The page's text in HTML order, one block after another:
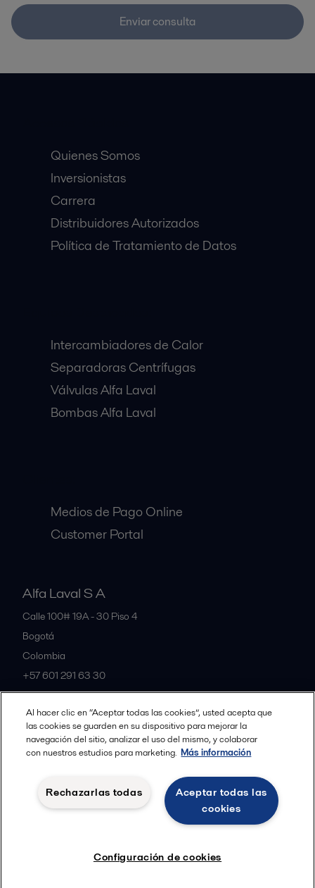
Enviar consulta
Quienes Somos
Inversionistas
Carrera
Distribuidores Autorizados
Política de Tratamiento de Datos
Intercambiadores de Calor
Separadoras Centrífugas
Válvulas Alfa Laval
Bombas Alfa Laval
Medios de Pago Online
Customer Portal
Alfa Laval S A
Calle 100# 19A - 30 Piso 4
Bogotá
Colombia
+57 601 291 63 30
All offices and partners
© 2015-2026ALFA LAVAL
Política de Privacidad Alfa Laval
Política de Cookies
Condiciones y terminos legales
Al hacer clic en “Aceptar todas las cookies”, usted acepta que
las cookies se guarden en su dispositivo para mejorar la
navegación del sitio, analizar el uso del mismo, y colaborar
con nuestros estudios para marketing. Más información
Aceptar todas las
cookies
Rechazarlas todas
Configuración de cookies